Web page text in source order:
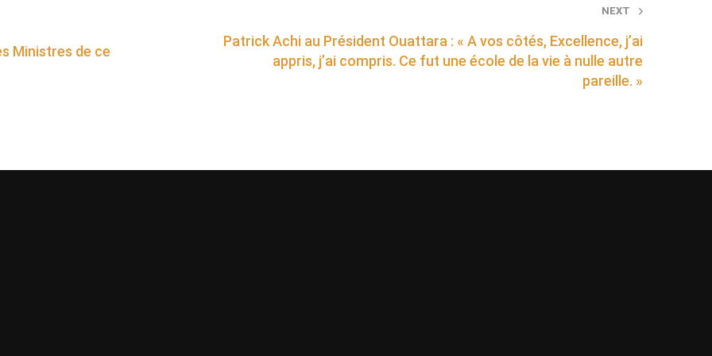
Ministres de ce
NEXT
Patrick Achi au Président Ouattara : « A vos côtés, Excellence, j’ai
appris, j’ai compris. Ce fut une école de la vie à nulle autre
pareille. »